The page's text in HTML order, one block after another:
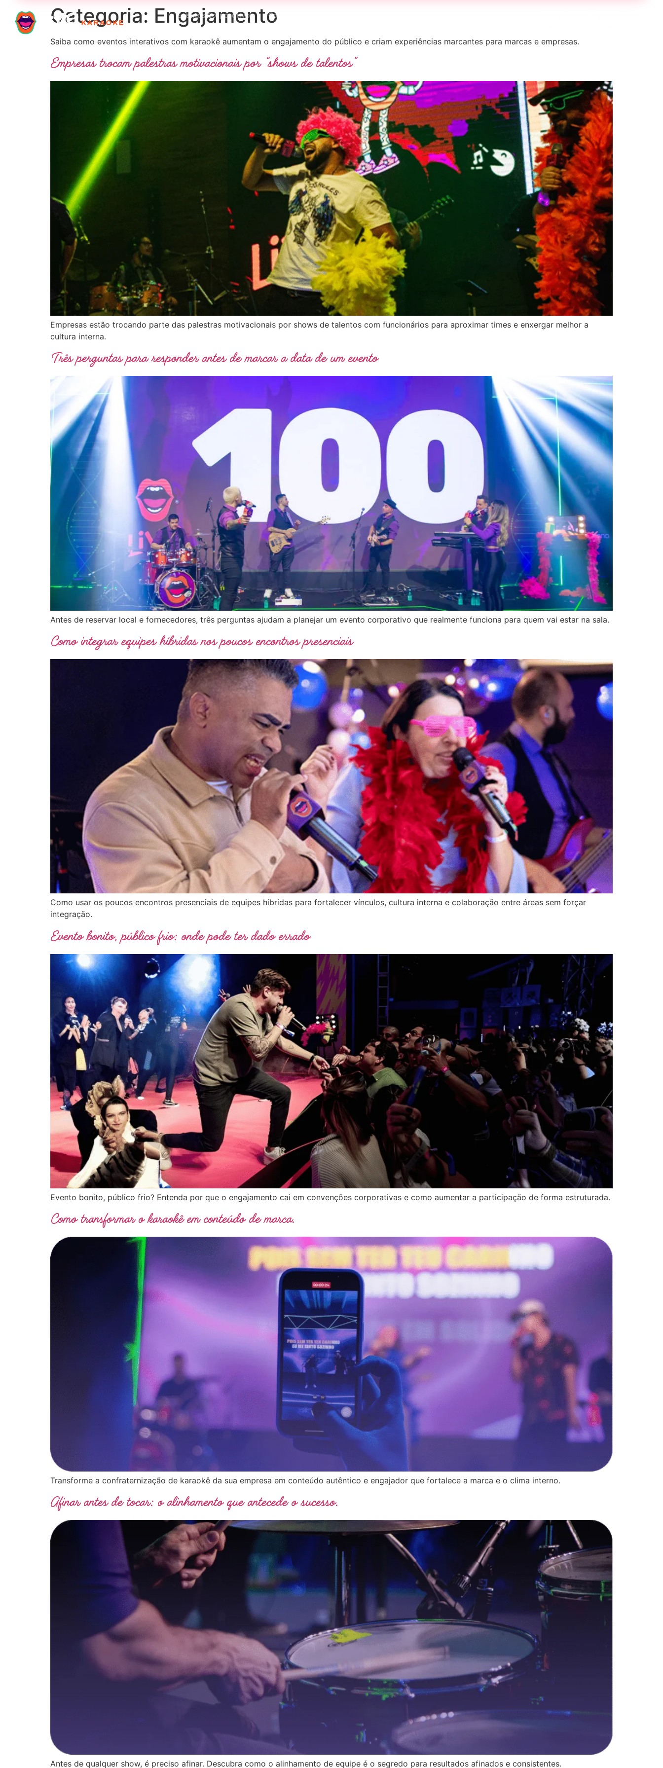
Eventos Corporativos Confraternizações
Categoria: Engajamento
Saiba como eventos interativos com karaokê aumentam o engajamento do público e criam experiências marcantes para marcas e empresas.
Empresas trocam palestras motivacionais por “shows de talentos”
Empresas estão trocando parte das palestras motivacionais por shows de talentos com funcionários para aproximar times e enxergar melhor a
cultura interna.
Três perguntas para responder antes de marcar a data de um evento
Antes de reservar local e fornecedores, três perguntas ajudam a planejar um evento corporativo que realmente funciona para quem vai estar na sala.
Como integrar equipes híbridas nos poucos encontros presenciais
Como usar os poucos encontros presenciais de equipes híbridas para fortalecer vínculos, cultura interna e colaboração entre áreas sem forçar
integração.
Evento bonito, público frio: onde pode ter dado errado
Evento bonito, público frio? Entenda por que o engajamento cai em convenções corporativas e como aumentar a participação de forma estruturada.
Como transformar o karaokê em conteúdo de marca.
Transforme a confraternização de karaokê da sua empresa em conteúdo autêntico e engajador que fortalece a marca e o clima interno.
Afinar antes de tocar: o alinhamento que antecede o sucesso.
Antes de qualquer show, é preciso afinar. Descubra como o alinhamento de equipe é o segredo para resultados afinados e consistentes.